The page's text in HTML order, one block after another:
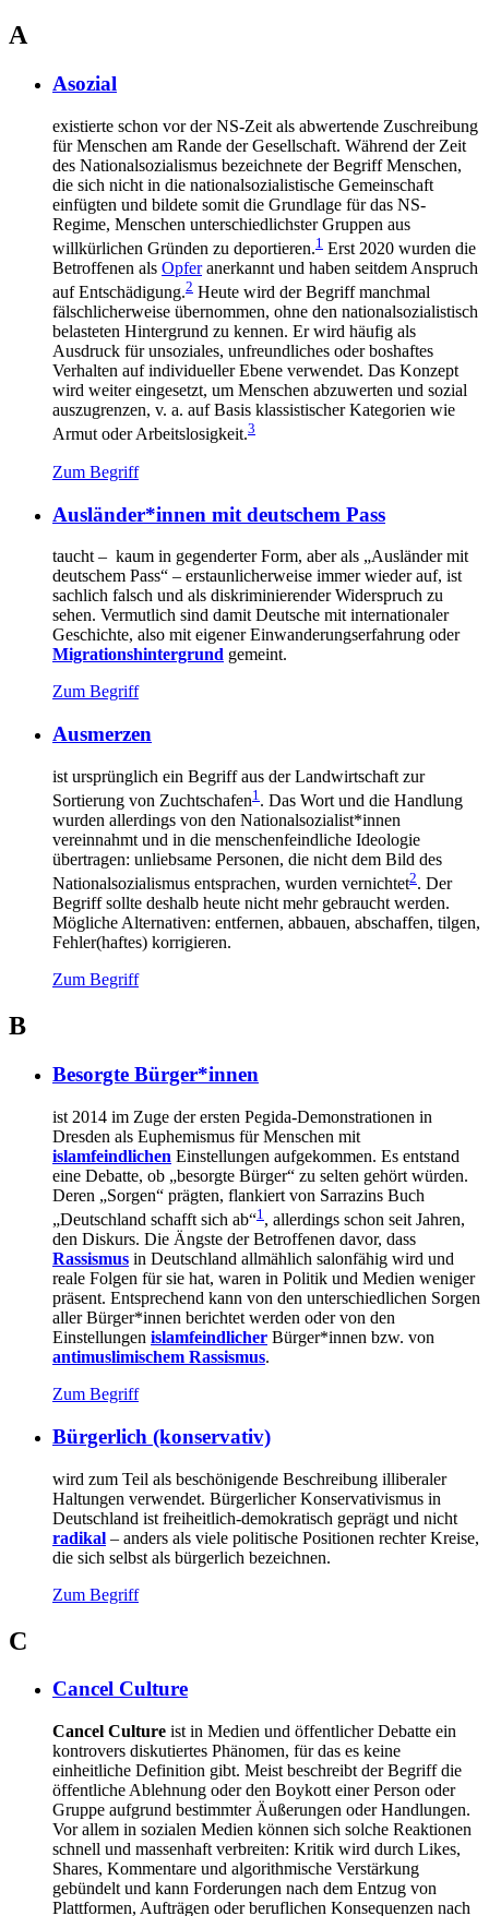
A
Asozial
existierte schon vor der NS-Zeit als abwertende Zuschreibung
für Menschen am Rande der Gesellschaft. Während der Zeit
des Nationalsozialismus bezeichnete der Begriff Menschen,
die sich nicht in die nationalsozialistische Gemeinschaft
einfügten und bildete somit die Grundlage für das NS-
Regime, Menschen unterschiedlichster Gruppen aus
willkürlichen Gründen zu deportieren.1 Erst 2020 wurden die
Betroffenen als Opferanerkannt und haben seitdem Anspruch
auf Entschädigung.2 Heute wird der Begriff manchmal
fälschlicherweise übernommen, ohne den nationalsozialistisch
belasteten Hintergrund zu kennen. Er wird häufig als
Ausdruck für unsoziales, unfreundliches oder boshaftes
Verhalten auf individueller Ebene verwendet. Das Konzept
wird weiter eingesetzt, um Menschen abzuwerten und sozial
auszugrenzen, v. a. auf Basis klassistischer Kategorien wie
Armut oder Arbeitslosigkeit.3
Zum Begriff
Ausländer*innen mit deutschem Pass
taucht – kaum in gegenderter Form, aber als „Ausländer mit
deutschem Pass“ – erstaunlicherweise immer wieder auf, ist
sachlich falsch und als diskriminierender Widerspruch zu
sehen. Vermutlich sind damit Deutsche mit internationaler
Geschichte, also mit eigener Einwanderungserfahrung oder
Migrationshintergrund gemeint.
Zum Begriff
Ausmerzen
ist ursprünglich ein Begriff aus der Landwirtschaft zur
Sortierung von Zuchtschafen1 . Das Wort und die Handlung
wurden allerdings von den Nationalsozialist*innen
vereinnahmt und in die menschenfeindliche Ideologie
übertragen: unliebsame Personen, die nicht dem Bild des
Nationalsozialismus entsprachen, wurden vernichtet2. Der
Begriff sollte deshalb heute nicht mehr gebraucht werden.
Mögliche Alternativen: entfernen, abbauen, abschaffen, tilgen,
Fehler(haftes) korrigieren.
Zum Begriff
B
Besorgte Bürger*innen
ist 2014 im Zuge der ersten Pegida-Demonstrationen in
Dresden als Euphemismus für Menschen mit
islamfeindlichen Einstellungen aufgekommen. Es entstand
eine Debatte, ob „besorgte Bürger“ zu selten gehört würden.
Deren „Sorgen“ prägten, flankiert von Sarrazins Buch
„Deutschland schafft sich ab“1 , allerdings schon seit Jahren,
den Diskurs. Die Ängste der Betroffenen davor, dass
Rassismus in Deutschland allmählich salonfähig wird und
reale Folgen für sie hat, waren in Politik und Medien weniger
präsent. Entsprechend kann von den unterschiedlichen Sorgen
aller Bürger*innen berichtet werden oder von den
Einstellungen islamfeindlicher Bürger*innen bzw. von
antimuslimischem Rassismus.
Zum Begriff
Bürgerlich (konservativ)
wird zum Teil als beschönigende Beschreibung illiberaler
Haltungen verwendet. Bürgerlicher Konservativismus in
Deutschland ist freiheitlich-demokratisch geprägt und nicht
radikal – anders als viele politische Positionen rechter Kreise,
die sich selbst als bürgerlich bezeichnen.
Zum Begriff
C
Cancel Culture
Cancel Culture ist in Medien und öffentlicher Debatte ein
kontrovers diskutiertes Phänomen, für das es keine
einheitliche Definition gibt. Meist beschreibt der Begriff die
öffentliche Ablehnung oder den Boykott einer Person oder
Gruppe aufgrund bestimmter Äußerungen oder Handlungen.
Vor allem in sozialen Medien können sich solche Reaktionen
schnell und massenhaft verbreiten: Kritik wird durch Likes,
Shares, Kommentare und algorithmische Verstärkung
gebündelt und kann Forderungen nach dem Entzug von
Plattformen, Aufträgen oder beruflichen Konsequenzen nach